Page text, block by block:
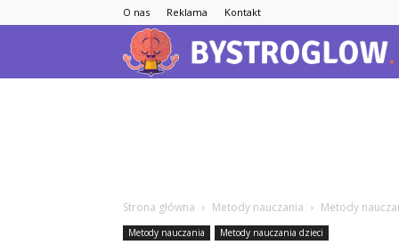
O nas Reklama Kontakt
Strona główna Metody nauczania Metody
Metody nauczania Metody nauczania dzieci